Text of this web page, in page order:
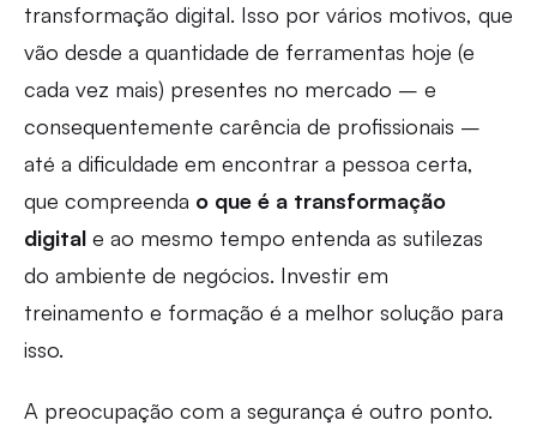
transformação digital. Isso por vários motivos, que
vão desde a quantidade de ferramentas hoje (e
cada vez mais) presentes no mercado – e
consequentemente carência de profissionais –
até a dificuldade em encontrar a pessoa certa,
que compreenda o que é a transformação
digital e ao mesmo tempo entenda as sutilezas
do ambiente de negócios. Investir em
treinamento e formação é a melhor solução para
isso.
A preocupação com a segurança é outro ponto.